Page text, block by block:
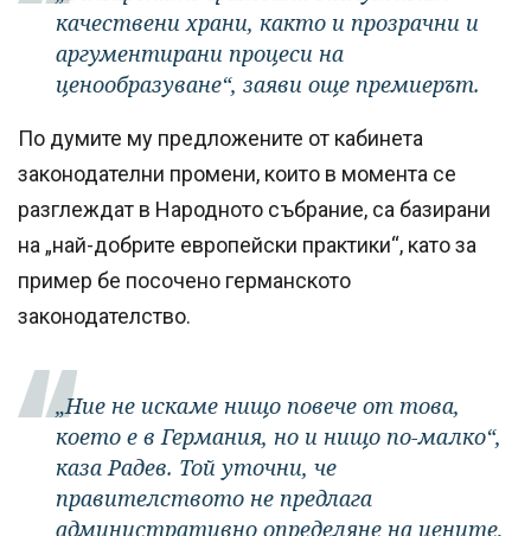
качествени храни, както и прозрачни и
аргументирани процеси на
ценообразуване“, заяви още премиерът.
По думите му предложените от кабинета
законодателни промени, които в момента се
разглеждат в Народното събрание, са базирани
на „най-добрите европейски практики“, като за
пример бе посочено германското
законодателство.
„Ние не искаме нищо повече от това,
което е в Германия, но и нищо по-малко“,
каза Радев. Той уточни, че
правителството не предлага
административно определяне на цените,